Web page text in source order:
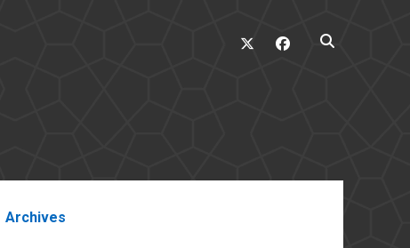
twitter facebook
Archives